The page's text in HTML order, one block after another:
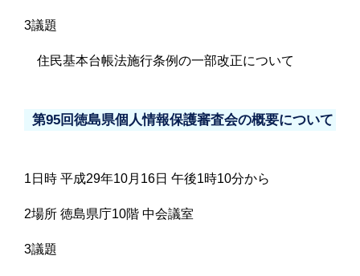
3議題
住民基本台帳法施行条例の一部改正について
第95回徳島県個人情報保護審査会の概要について
1日時 平成29年10月16日 午後1時10分から
2場所 徳島県庁10階 中会議室
3議題